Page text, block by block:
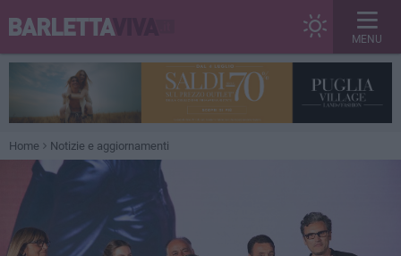
MENU
Home Notizie e aggiornamenti